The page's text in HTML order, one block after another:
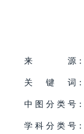
来
源：
关
键 词：
中 图 分 类 号：
学 科 分 类 号：